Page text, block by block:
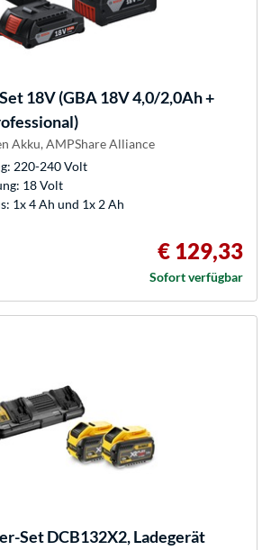
18V (GBA 18V 4,0/2,0Ah +
Akku, AMPShare Alliance
220-240 Volt
18 Volt
1x 4 Ah und 1x 2 Ah
€ 129,33
Sofort verfügbar
Set DCB132X2, Ladegerät